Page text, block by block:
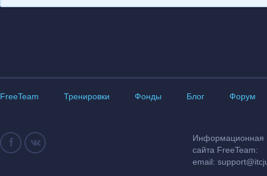
FreeTeam Тренировки Фонды Блог Форум
Информационная
сайта FreeTeam:
email: